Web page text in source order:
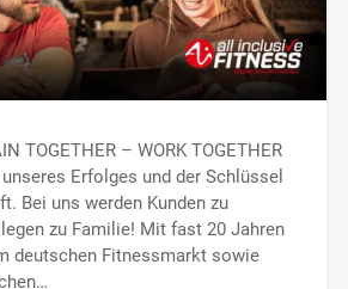
TOGETHER – WORK TOGETHER
Erfolges und der Schlüssel
Bei uns werden Kunden zu
zu Familie! Mit fast 20 Jahren
deutschen Fitnessmarkt sowie